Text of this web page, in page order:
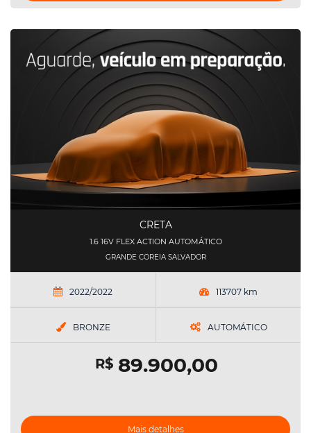
CRETA
1.6 16V FLEX ACTION AUTOMÁTICO
GRANDE COREIA SALVADOR
2022/2022 113707 km
BRONZE AUTOMÁTICO
R$89.900,00
Mais detalhes